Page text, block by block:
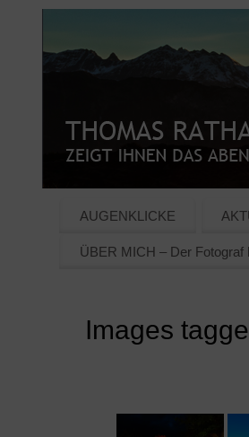
AUGENKLICKE
ÜBER MICH – Der Fotograf
Images